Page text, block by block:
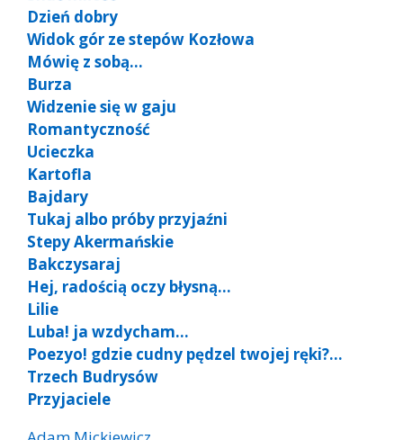
Dzień dobry
Widok gór ze stepów Kozłowa
Mówię z sobą…
Burza
Widzenie się w gaju
Romantyczność
Ucieczka
Kartofla
Bajdary
Tukaj albo próby przyjaźni
Stepy Akermańskie
Bakczysaraj
Hej, radością oczy błysną…
Lilie
Luba! ja wzdycham…
Poezyo! gdzie cudny pędzel twojej ręki?…
Trzech Budrysów
Przyjaciele